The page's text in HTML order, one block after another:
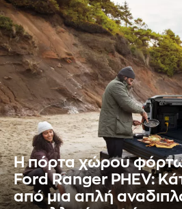
Η πόρτα χώρου
Ford Ranger PHEV:
από μια απλή